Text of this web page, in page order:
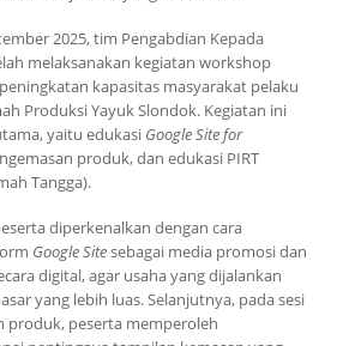
2025, tim Pengabdian Kepada
melaksanakan kegiatan workshop
kapasitas masyarakat pelaku
Produksi Yayuk Slondok. Kegiatan ini
yaitu edukasi Google Site for
produk, dan edukasi PIRT
Tangga).
diperkenalkan dengan cara
Google Sitesebagai media promosi dan
digital, agar usaha yang dijalankan
yang lebih luas. Selanjutnya, pada sesi
produk, peserta memperoleh